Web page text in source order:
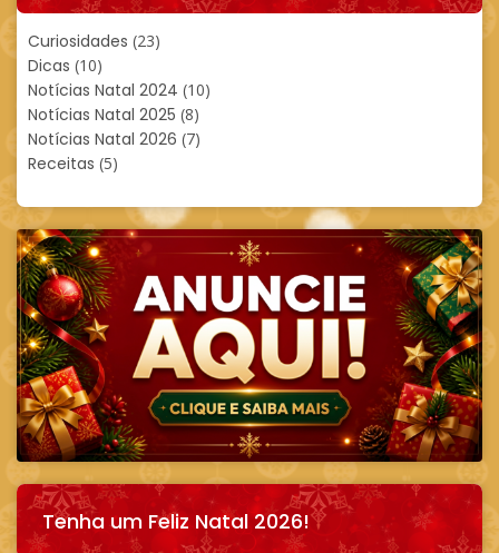
Curiosidades (23)
Dicas (10)
Notícias Natal 2024 (10)
Notícias Natal 2025 (8)
Notícias Natal 2026 (7)
Receitas (5)
Tenha um Feliz Natal 2026!